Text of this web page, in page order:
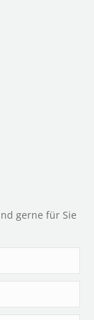
gerne für Sie